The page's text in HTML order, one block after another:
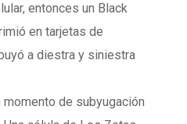
entonces un Black
en tarjetas de
a diestra y siniestra
de subyugación